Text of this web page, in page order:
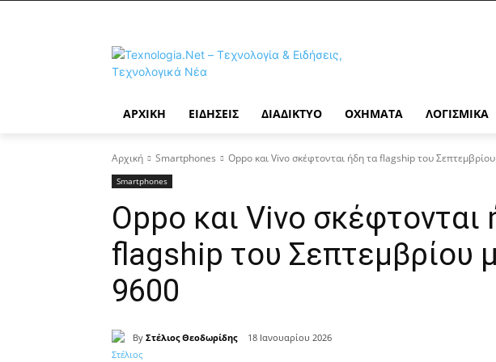
ΑΡΧΙΚΉ ΕΙΔΉΣΕΙΣ ΔΙΑΔΊΚΤΥΟ ΟΧΉΜΑΤΑ ΛΟΓΙΣΜΙΚΆ
Αρχική Smartphones Oppo και Vivo σκέφτονται ήδη τα flagship του
Smartphones
Oppo και Vivo σκέφτονται
flagship του Σεπτεμβρίου
9600
By Στέλιος Θεοδωρίδης 18 Ιανουαρίου 2026